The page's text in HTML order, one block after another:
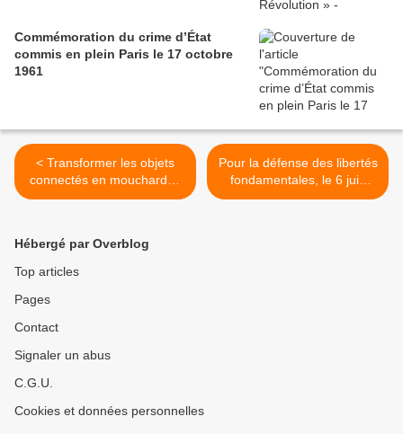
Commémoration du crime d’État
commis en plein Paris le 17 octobre
1961
< Transformer les objets
connectés en mouchards :
la surenchère sécuritaire du
Pour la défense des libertés
fondamentales, le 6 juin
2023, mobilisons-nous pour
Hébergé par Overblog
Top articles
Pages
Contact
Signaler un abus
C.G.U.
Cookies et données personnelles